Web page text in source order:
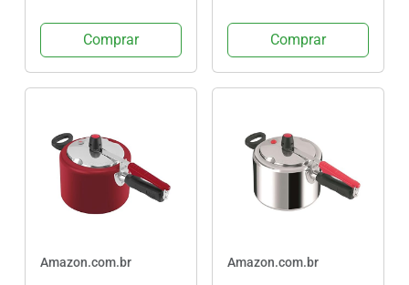
Polida Polido Pacote
De 5
Comprar
Clock 9295302824,
Preto
Comprar
Amazon.com.br Amazon.com.br